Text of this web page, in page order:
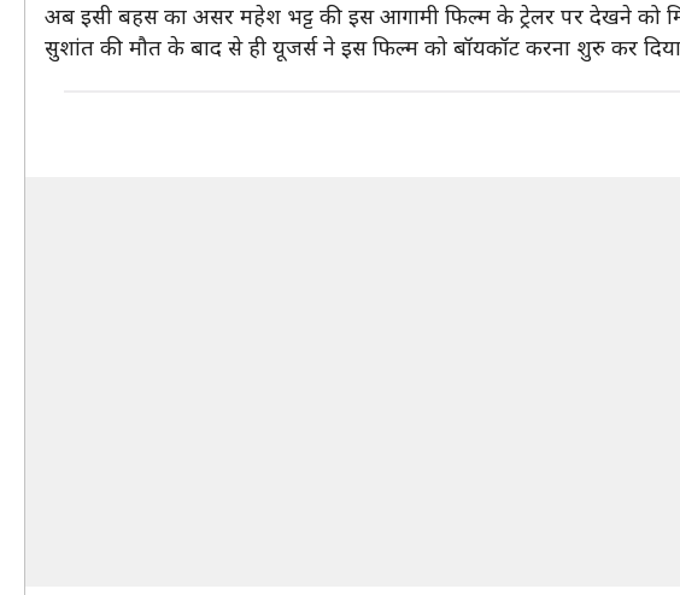
अब इसी बहस का असर महेश भट्ट की इस आगामी फिल्म के ट्रेलर पर देखने को
सुशांत की मौत के बाद से ही यूजर्स ने इस फिल्म को बॉयकॉट करना शुरु कर